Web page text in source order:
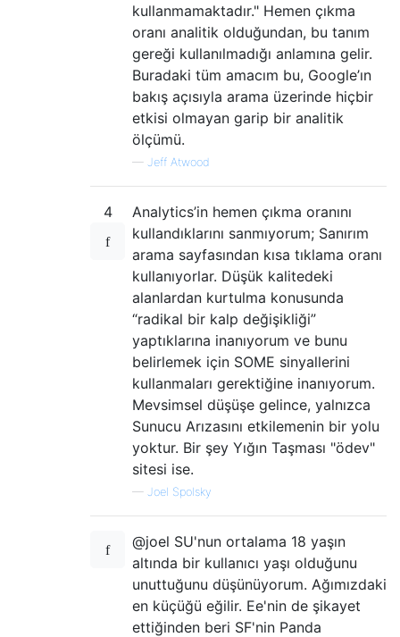
kullanmamaktadır." Hemen çıkma
oranı analitik olduğundan, bu tanım
gereği kullanılmadığı anlamına gelir.
Buradaki tüm amacım bu, Google’ın
bakış açısıyla arama üzerinde hiçbir
etkisi olmayan garip bir analitik
ölçümü.
— Jeff Atwood
4
Analytics’in hemen çıkma oranını
kullandıklarını sanmıyorum; Sanırım
arama sayfasından kısa tıklama oranı
kullanıyorlar. Düşük kalitedeki
alanlardan kurtulma konusunda
“radikal bir kalp değişikliği”
yaptıklarına inanıyorum ve bunu
belirlemek için SOME sinyallerini
kullanmaları gerektiğine inanıyorum.
Mevsimsel düşüşe gelince, yalnızca
Sunucu Arızasını etkilemenin bir yolu
yoktur. Bir şey Yığın Taşması "ödev"
sitesi ise.
— Joel Spolsky
@joel SU'nun ortalama 18 yaşın
altında bir kullanıcı yaşı olduğunu
unuttuğunu düşünüyorum. Ağımızdaki
en küçüğü eğilir. Ee'nin de şikayet
ettiğinden beri SF'nin Panda